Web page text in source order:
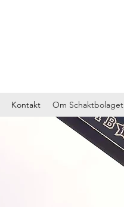
Kontakt Om Schaktbolaget